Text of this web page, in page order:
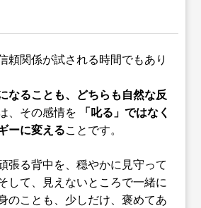
頼関係が試される時間でもあり
なることも、どちらも自然な反
、その感情を
「叱る」ではなく
ーに変えることです。
張る背中を、穏やかに見守って
して、見えないところで一緒に
のことも、少しだけ、褒めてあ